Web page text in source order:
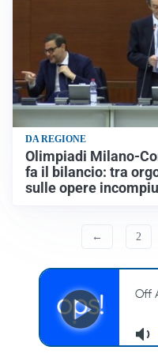
DA REGIONE
Olimpiadi Milano-
fa il bilancio: tra
sulle opere
← 2